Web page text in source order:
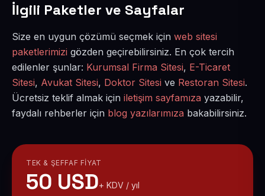
İlgili Paketler ve Sayfalar
Size en uygun çözümü seçmek için web sitesi
paketlerimizi gözden geçirebilirsiniz. En çok tercih
edilenler şunlar: Kurumsal Firma Sitesi, E-Ticaret
Sitesi, Avukat Sitesi, Doktor Sitesi ve Restoran Sitesi.
Ücretsiz teklif almak için iletişim sayfamıza yazabilir,
faydalı rehberler için blog yazılarımıza bakabilirsiniz.
TEK & ŞEFFAF FIYAT
50 USD+ KDV / yıl